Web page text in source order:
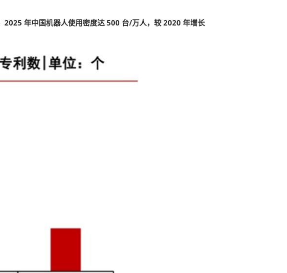
2025 年中国机器人使用密度达 500 台/万人，较 2020 年增长